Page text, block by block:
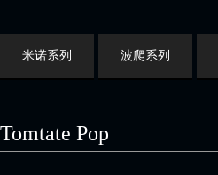
米诺系列 波爬系列
Tomtate Pop